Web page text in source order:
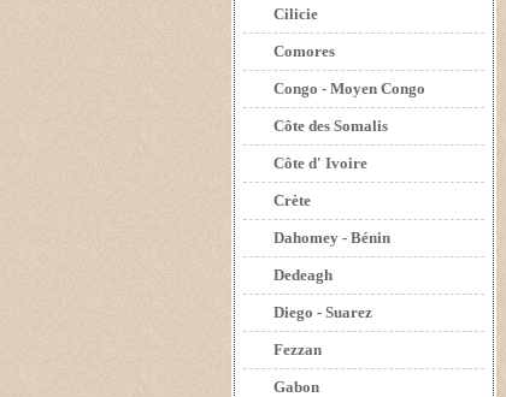
Cilicie
Comores
Congo - Moyen Congo
Côte des Somalis
Côte d' Ivoire
Crète
Dahomey - Bénin
Dedeagh
Diego - Suarez
Fezzan
Gabon